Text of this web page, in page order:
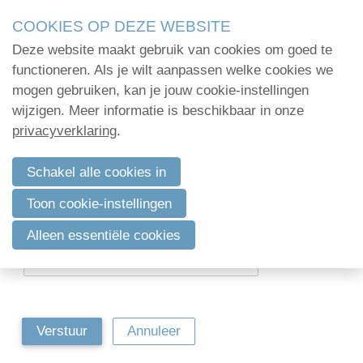
links
Jump
to
navigation
Jump
main
content
Menu
Vraag wachtwoord herstel aan
Vul je e-mailadres in om een nieuw wachtwoord te
verkrijgen.
Stap 1: Verkrijg een nieuw wachtwoord
E-mailadres*
Verstuur Annuleer
Home
Administratie
Communicatie
Verenigingsadvies
Mijn deelnamecertificaten
Dag van de
bodemdeskundige
COOKIES OP DEZE WEBSITE
Deze website maakt gebruik van cookies om goed te
functioneren. Als je wilt aanpassen welke cookies we
mogen gebruiken, kan je jouw cookie-instellingen
wijzigen. Meer informatie is beschikbaar in onze
privacyverklaring.
Schakel alle cookies in
Toon cookie-instellingen
Alleen essentiële cookies